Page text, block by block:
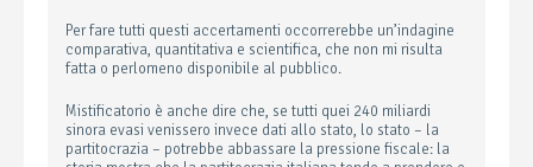
Per fare tutti questi accertamenti occorrerebbe un’indagine
comparativa, quantitativa e scientifica, che non mi risulta
fatta o perlomeno disponibile al pubblico.
Mistificatorio è anche dire che, se tutti quei 240 miliardi
sinora evasi venissero invece dati allo stato, lo stato – la
partitocrazia – potrebbe abbassare la pressione fiscale: la